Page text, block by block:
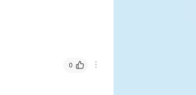
0